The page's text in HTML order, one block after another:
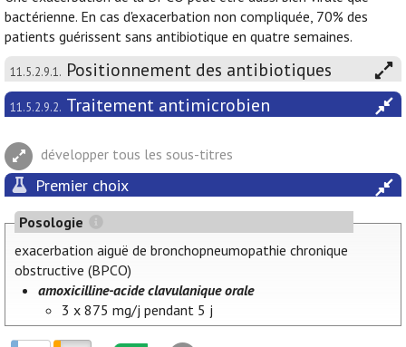
bactérienne. En cas d'exacerbation non compliquée, 70% des
patients guérissent sans antibiotique en quatre semaines.
11.5.2.9.1. Positionnement des antibiotiques
11.5.2.9.2. Traitement antimicrobien
développer tous les sous-titres
Premier choix
Posologie
exacerbation aiguë de bronchopneumopathie chronique
obstructive (BPCO)
amoxicilline-acide clavulanique orale
3 x 875 mg/j pendant 5 j